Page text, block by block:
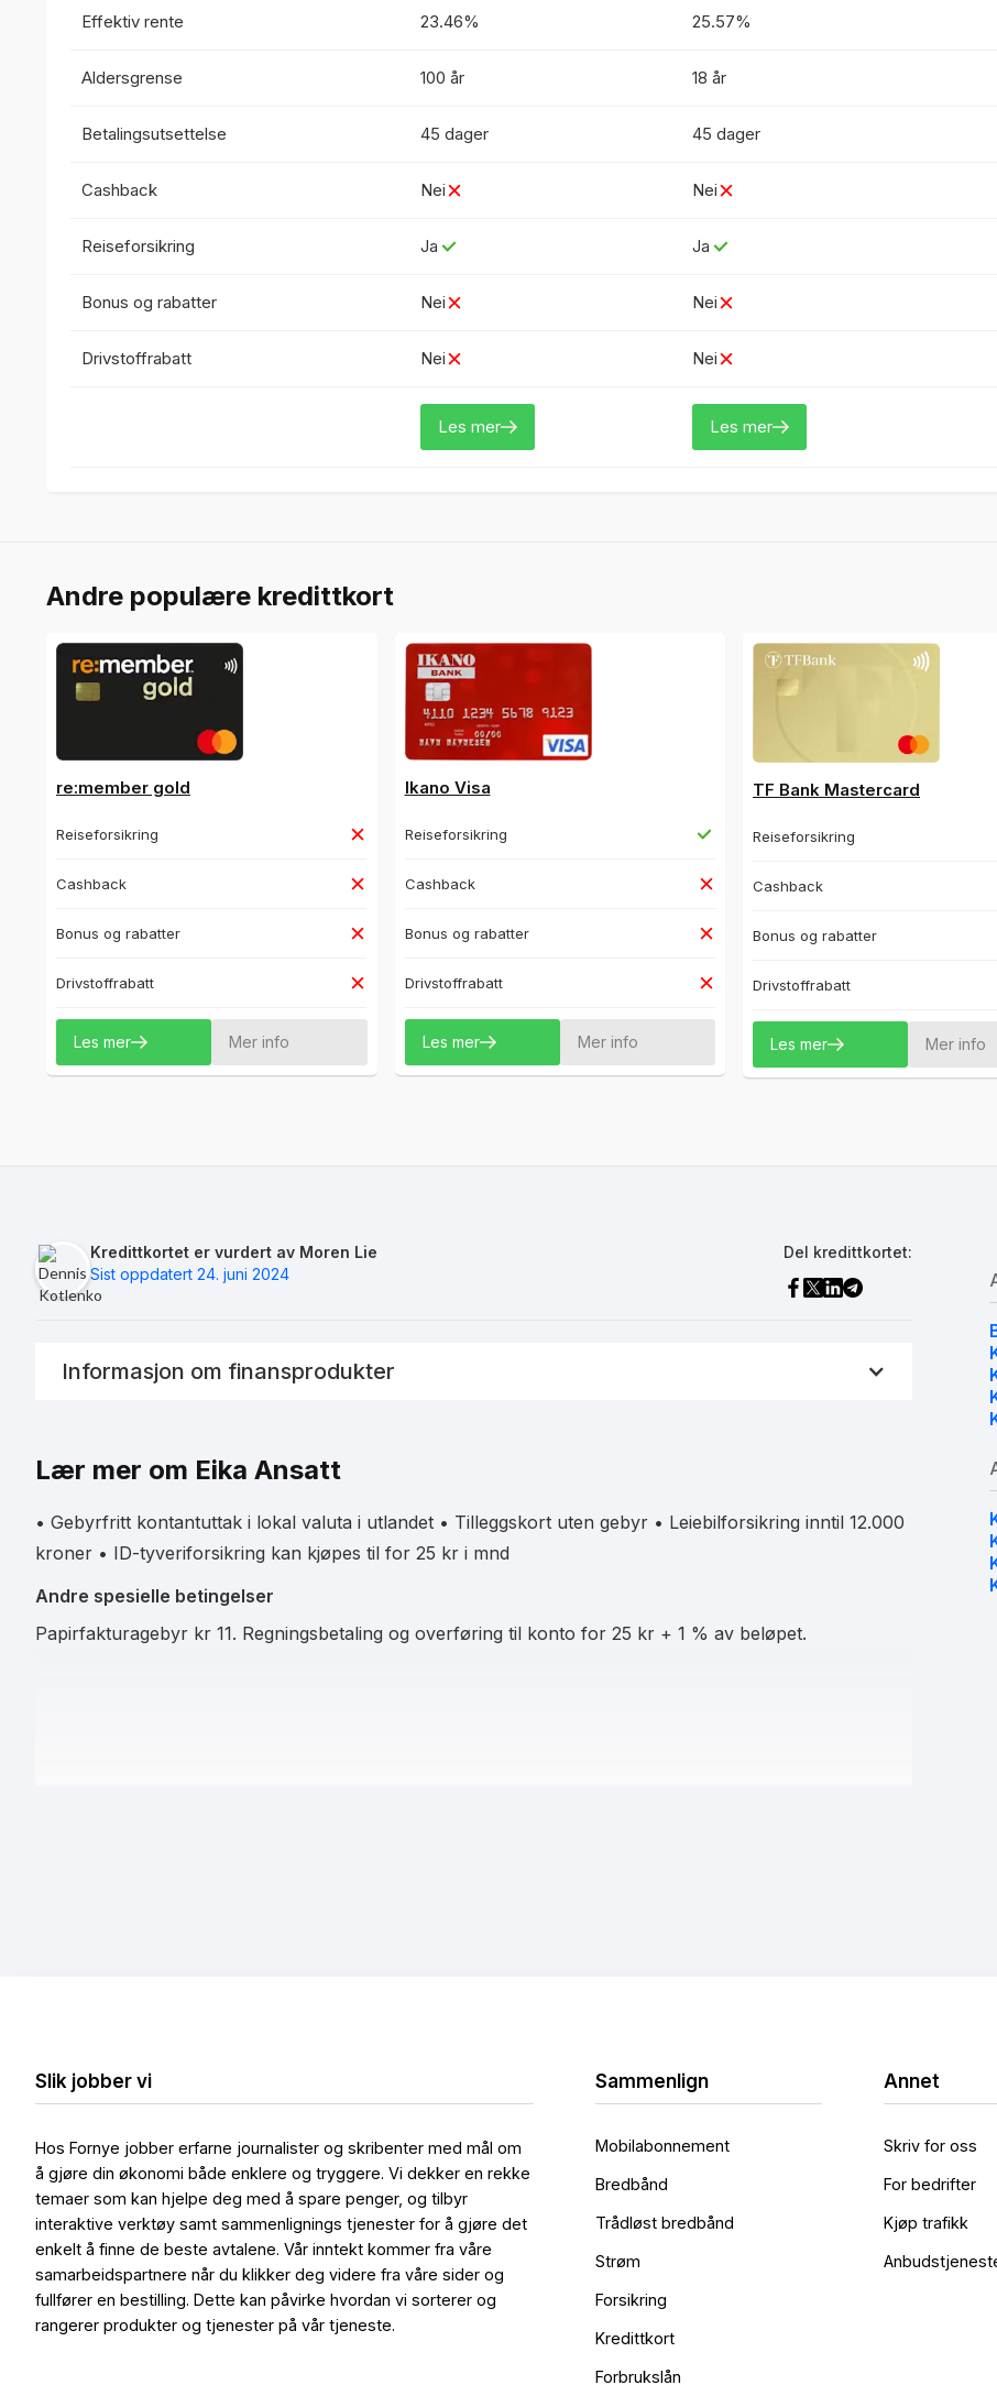
Effektiv rente 23.46% 25.57%
Aldersgrense 100 år 18 år
Betalingsutsettelse 45 dager 45 dager
Cashback Nei Nei
Reiseforsikring Ja Ja
Bonus og rabatter Nei Nei
Drivstoffrabatt Nei Nei
Les mer Les mer
Andre populære kredittkort
re:member gold
Reiseforsikring
Cashback
Bonus og rabatter
Drivstoffrabatt
Les mer Mer info
Ikano Visa
Reiseforsikring
Cashback
Bonus og rabatter
Drivstoffrabatt
Les mer Mer info
TF Bank Mastercard
Reiseforsikring
Cashback
Bonus og rabatter
Drivstoffrabatt
Les mer Mer info
Kredittkortet er vurdert av Moren Lie
Sist oppdatert 24. juni 2024
Del kredittkortet:
Informasjon om finansprodukter
denne måten vil du alltid se oppdatert informasjon om kredittkortene til enhver tid.
Lær mer om Eika Ansatt
• Gebyrfritt kontantuttak i lokal valuta i utlandet • Tilleggskort uten gebyr • Leiebilforsikring inntil 12.000
kroner • ID-tyveriforsikring kan kjøpes til for 25 kr i mnd
Andre spesielle betingelser
Papirfakturagebyr kr 11. Regningsbetaling og overføring til konto for 25 kr + 1 % av beløpet.
Slik jobber vi
Hos Fornye jobber erfarne journalister og skribenter med mål om
å gjøre din økonomi både enklere og tryggere. Vi dekker en rekke
temaer som kan hjelpe deg med å spare penger, og tilbyr
interaktive verktøy samt sammenlignings tjenester for å gjøre det
enkelt å finne de beste avtalene. Vår inntekt kommer fra våre
samarbeidspartnere når du klikker deg videre fra våre sider og
fullfører en bestilling. Dette kan påvirke hvordan vi sorterer og
rangerer produkter og tjenester på vår tjeneste.
Sammenlign
Mobilabonnement
Bredbånd
Trådløst bredbånd
Strøm
Forsikring
Kredittkort
Forbrukslån
Annet
Skriv for oss
For bedrifter
Kjøp trafikk